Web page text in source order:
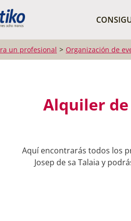
un profesional Organización de
Alquiler de
Aquí encontrarás todos los
Josep de sa Talaia y